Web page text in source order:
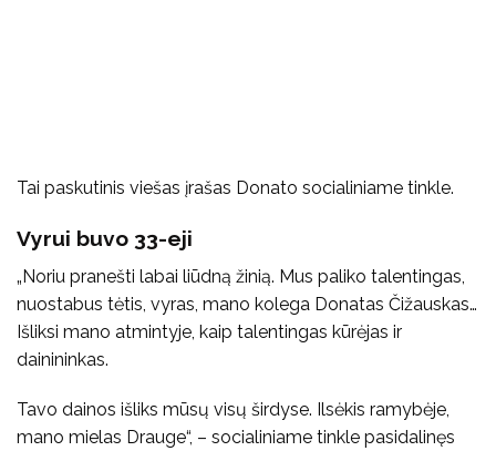
Tai paskutinis viešas įrašas Donato socialiniame tinkle.
Vyrui buvo 33-eji
„Noriu pranešti labai liūdną žinią. Mus paliko talentingas,
nuostabus tėtis, vyras, mano kolega Donatas Čižauskas…
Išliksi mano atmintyje, kaip talentingas kūrėjas ir
dainininkas.
Tavo dainos išliks mūsų visų širdyse. Ilsėkis ramybėje,
mano mielas Drauge“, – socialiniame tinkle pasidalinęs